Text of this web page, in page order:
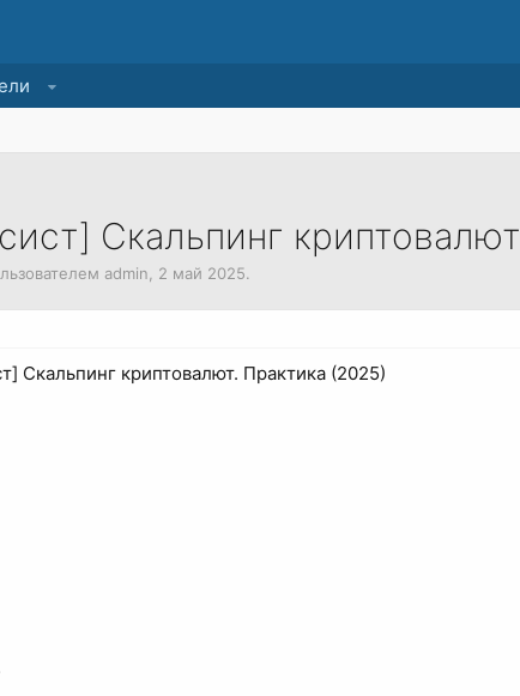
Скальпинг
admin 2 май 2025.
Скальпинг криптовалют. Практика (2025)